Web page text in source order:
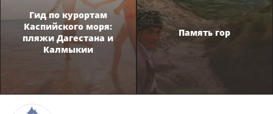
Гид по курортам
Каспийского моря:
пляжи Дагестана и
Калмыкии
Память гор